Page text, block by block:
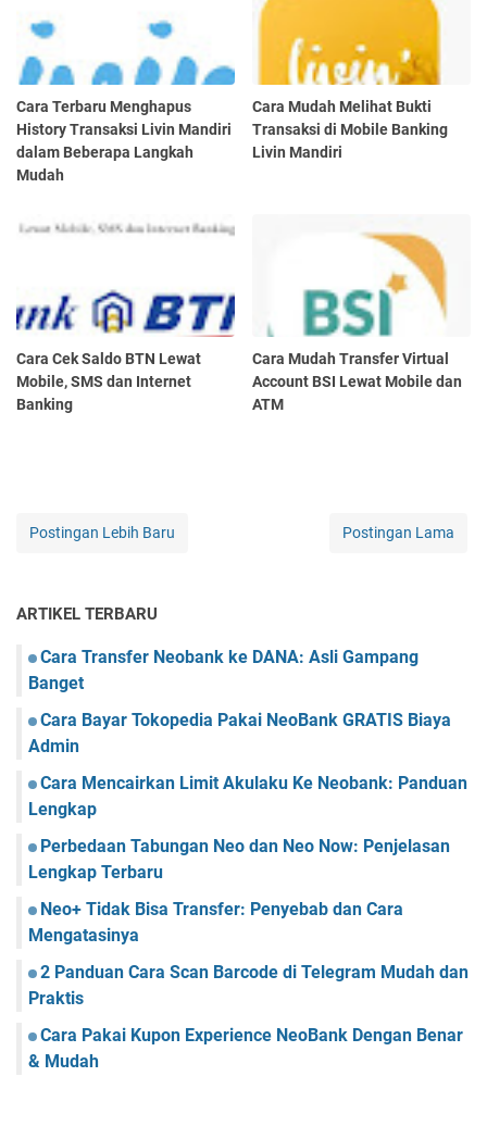
Cara Terbaru Menghapus
History Transaksi Livin Mandiri
dalam Beberapa Langkah
Mudah
Cara Mudah Melihat Bukti
Transaksi di Mobile Banking
Livin Mandiri
Cara Cek Saldo BTN Lewat
Mobile, SMS dan Internet
Banking
Cara Mudah Transfer Virtual
Account BSI Lewat Mobile dan
ATM
Postingan Lebih Baru Postingan Lama
ARTIKEL TERBARU
Cara Transfer Neobank ke DANA: Asli Gampang
Banget
Cara Bayar Tokopedia Pakai NeoBank GRATIS Biaya
Admin
Cara Mencairkan Limit Akulaku Ke Neobank: Panduan
Lengkap
Perbedaan Tabungan Neo dan Neo Now: Penjelasan
Lengkap Terbaru
Neo+ Tidak Bisa Transfer: Penyebab dan Cara
Mengatasinya
2 Panduan Cara Scan Barcode di Telegram Mudah dan
Praktis
Cara Pakai Kupon Experience NeoBank Dengan Benar
& Mudah